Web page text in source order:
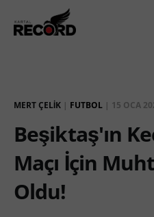
MERT ÇELIK | FUTBOL | 15 OCA
Beşiktaş'ın
Maçı İçin
Oldu!